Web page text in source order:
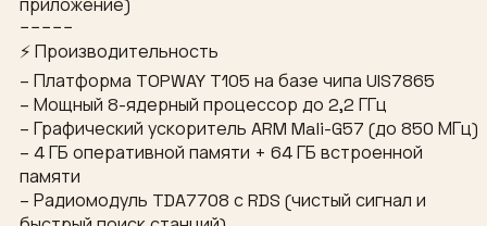
приложение)
−−−−−
⚡ Производительность
– Платформа TOPWAY T105 на базе чипа UIS7865
– Мощный 8-ядерный процессор до 2,2 ГГц
– Графический ускоритель ARM Mali-G57 (до 850 МГц)
– 4 ГБ оперативной памяти + 64 ГБ встроенной
памяти
– Радиомодуль TDA7708 с RDS (чистый сигнал и